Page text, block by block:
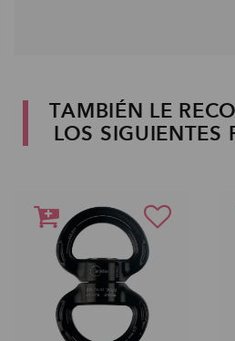
TAMBIÉN LE
LOS SIGUIENTES